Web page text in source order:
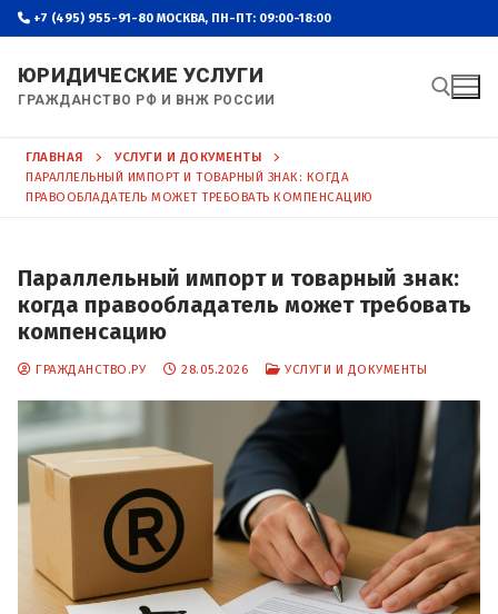
Перейти
к
содержимому
+7 (495) 955-91-80 МОСКВА, ПН-ПТ: 09:00-18:00
ЮРИДИЧЕСКИЕ УСЛУГИ
ГРАЖДАНСТВО РФ И ВНЖ РОССИИ
Найти:
ГЛАВНАЯ
УСЛУГИ И ДОКУМЕНТЫ
ПАРАЛЛЕЛЬНЫЙ ИМПОРТ И ТОВАРНЫЙ ЗНАК: КОГДА
ПРАВООБЛАДАТЕЛЬ МОЖЕТ ТРЕБОВАТЬ КОМПЕНСАЦИЮ
Параллельный импорт и товарный знак:
когда правообладатель может требовать
компенсацию
ГРАЖДАНСТВО.РУ 28.05.2026 УСЛУГИ И ДОКУМЕНТЫ